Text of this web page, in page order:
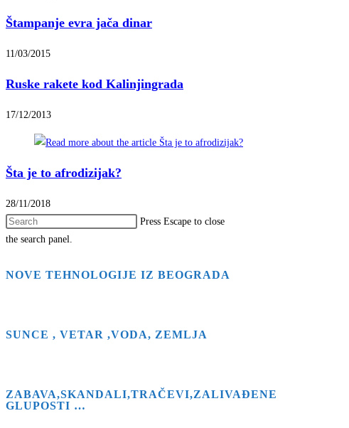
Štampanje evra jača dinar
11/03/2015
Ruske rakete kod Kalinjingrada
17/12/2013
Šta je to afrodizijak?
28/11/2018
Press Escape to close
the search panel.
NOVE TEHNOLOGIJE IZ BEOGRADA
SUNCE , VETAR ,VODA, ZEMLJA
ZABAVA,SKANDALI,TRAČEVI,ZALIVAĐENE
GLUPOSTI …